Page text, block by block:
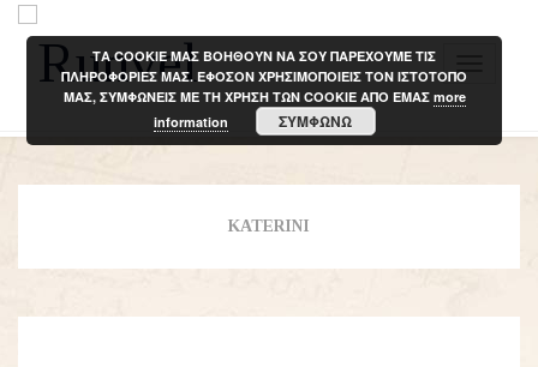
v
KATERINI
ΤΑ COOKIE ΜΑΣ ΒΟΗΘΟΥΝ ΝΑ ΣΟΥ ΠΑΡΕΧΟΥΜΕ ΤΙΣ
ΠΛΗΡΟΦΟΡΙΕΣ ΜΑΣ. ΕΦΟΣΟΝ ΧΡΗΣΙΜΟΠΟΙΕΙΣ ΤΟΝ ΙΣΤΟΤΟΠΟ
ΜΑΣ, ΣΥΜΦΩΝΕΙΣ ΜΕ ΤΗ ΧΡΗΣΗ ΤΩΝ COOKIE ΑΠΟ ΕΜΑΣ more
information
ΣΥΜΦΩΝΩ